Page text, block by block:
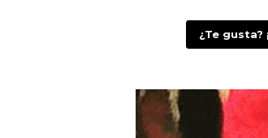
¿Te gusta?